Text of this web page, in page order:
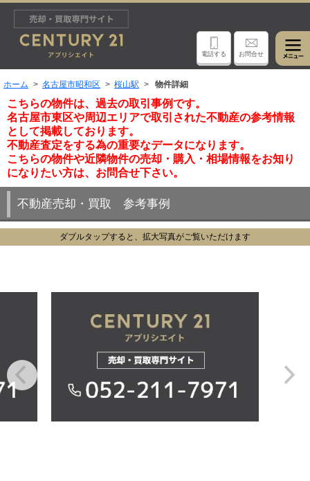
電話する お問合せ
ホーム 名古屋市昭和区 桜山駅 物件詳細
こちらの物件は、過去の取引事例です。
名古屋市東区や周辺エリアで取引された不動産の参考情報
として掲載しております。
不動産査定をする為の重要なデータになります。
こちらの物件や近隣物件の売却・購入・相場情報をお知り
になりたい方は、お問合せ下さい。
不動産売却・買取 参考事例
ダブルタップすると、拡大写真がご覧いただけます